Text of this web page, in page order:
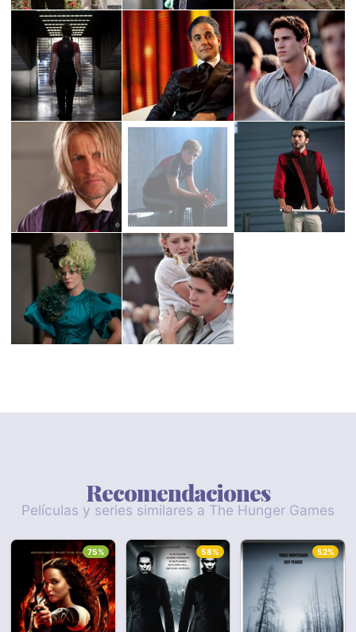
Recomendaciones
Películas y series similares a The Hunger Games
75% 58% 52%